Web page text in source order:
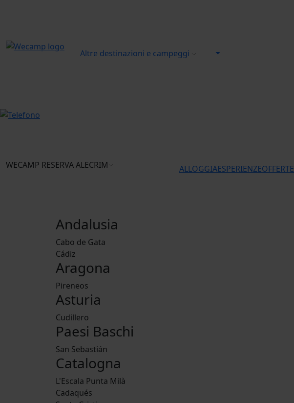
Altre destinazioni e campeggi
WECAMP RESERVA ALECRIM ALLOGGIAESPERIENZEOFFERTE
Andalusia
Cabo de Gata
Cádiz
Aragona
Pireneos
Asturia
Cudillero
Paesi Baschi
San Sebastián
Catalogna
L'Escala Punta Milà
Cadaqués